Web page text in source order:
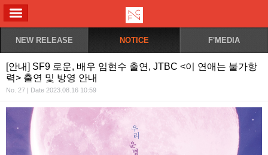
NEW RELEASE NOTICE F'MEDIA
[안내] SF9 로운, 배우 임현수 출연, JTBC <이 연애는 불가항
력> 출연 및 방영 안내
No. 27 | Date 2023.08.16 10:59